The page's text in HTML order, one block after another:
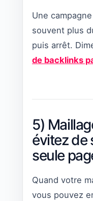
Une
souvent plus
puis arrêt.
de backlinks
5)
évitez de
seule
Quand votre
vous pouvez